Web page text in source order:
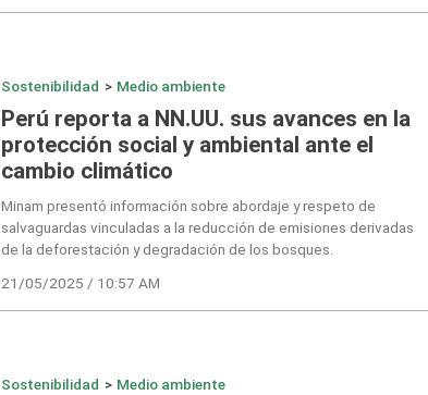
Sostenibilidad > Medio ambiente
Perú reporta a NN.UU. sus avances en la
protección social y ambiental ante el
cambio climático
Minam presentó información sobre abordaje y respeto de
salvaguardas vinculadas a la reducción de emisiones derivadas
de la deforestación y degradación de los bosques.
21/05/2025 / 10:57 AM
Sostenibilidad > Medio ambiente